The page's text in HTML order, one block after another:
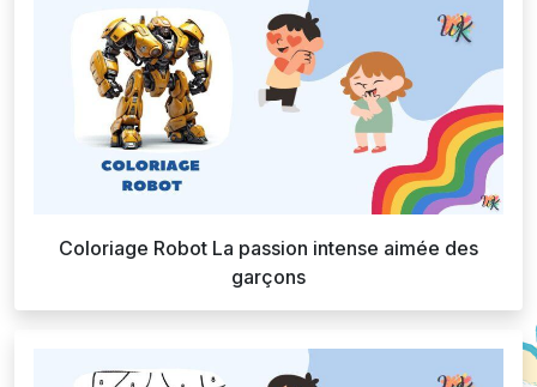
Coloriage Robot La passion intense aimée des
garçons